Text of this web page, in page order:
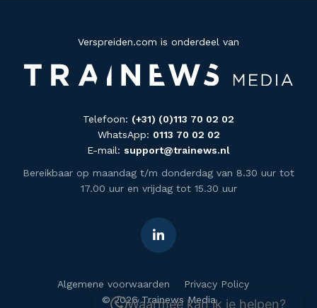
Verspreiden.com is onderdeel van
Telefoon: (+31) (0)113 70 02 02
WhatsApp: 0113 70 02 02
E-mail: support@trainews.nl
Bereikbaar op maandag t/m donderdag van 8.30 uur tot
17.00 uur en vrijdag tot 15.30 uur
Algemene voorwaarden
Privacy Policy
© 2026 Trainews Media
Waarmee kan ik je helpen?